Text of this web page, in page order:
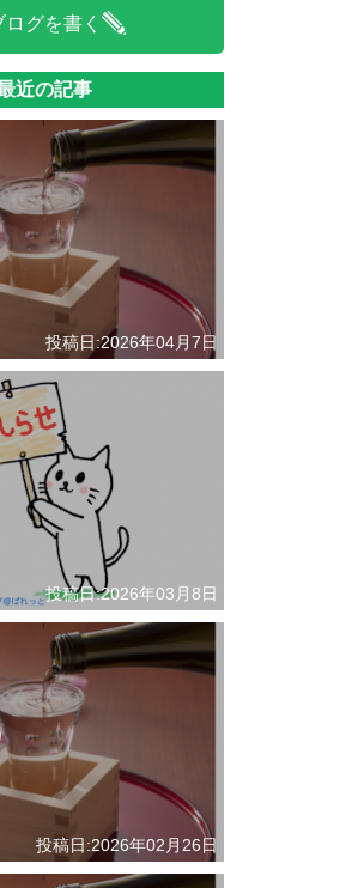
ログを書く
近の記事
投稿日:2026年04月7日
投稿日:2026年03月8日
投稿日:2026年02月26日